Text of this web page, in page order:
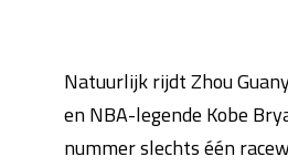
Natuurlijk rijdt Zhou
en NBA-legende Kobe
nummer slechts één